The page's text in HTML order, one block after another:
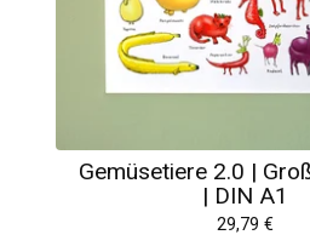
Gemüsetiere 2.0 |
| DIN A1
29,79€